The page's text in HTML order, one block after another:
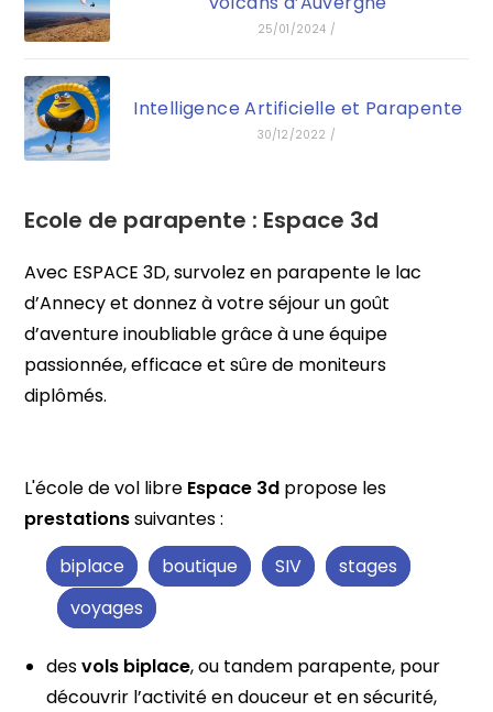
25/01/2024 /
Intelligence Artificielle et Parapente
30/12/2022 /
Ecole de parapente : Espace 3d
Avec ESPACE 3D, survolez en parapente le lac
d’Annecy et donnez à votre séjour un goût
d’aventure inoubliable grâce à une équipe
passionnée, efficace et sûre de moniteurs
diplômés.
L'école de vol libre Espace 3d propose les
prestationssuivantes :
biplace
boutique SIV
stages
voyages
desvols biplace, ou tandem parapente, pour
découvrir l’activité en douceur et en sécurité,